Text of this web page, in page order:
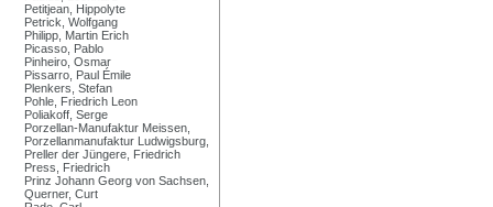
Petitjean, Hippolyte
Petrick, Wolfgang
Philipp, Martin Erich
Picasso, Pablo
Pinheiro, Osmar
Pissarro, Paul Émile
Plenkers, Stefan
Pohle, Friedrich Leon
Poliakoff, Serge
Porzellan-Manufaktur Meissen,
Porzellanmanufaktur Ludwigsburg,
Preller der Jüngere, Friedrich
Press, Friedrich
Prinz Johann Georg von Sachsen,
Querner, Curt